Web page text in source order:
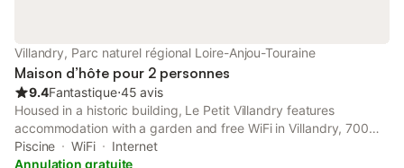
Villandry, Parc naturel régional Loire-Anjou-Touraine
Maison d’hôte pour 2 personnes
9.4Fantastique⋅45 avis
Housed in a historic building, Le Petit Villandry features
accommodation with a garden and free WiFi in Villandry, 700
metres from Château de Villandry. With pool views, this
accommodation offers a patio and a swimming pool.
Piscine WiFi
Internet
Annulation gratuite